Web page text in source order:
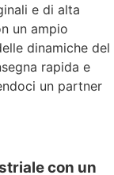
e di alta
un ampio
dinamiche del
rapida e
un partner
con un